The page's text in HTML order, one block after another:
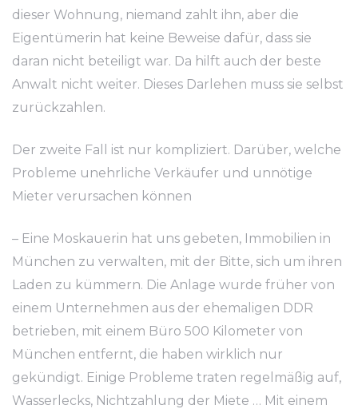
dieser Wohnung, niemand zahlt ihn, aber die
Eigentümerin hat keine Beweise dafür, dass sie
daran nicht beteiligt war. Da hilft auch der beste
Anwalt nicht weiter. Dieses Darlehen muss sie selbst
zurückzahlen.
Der zweite Fall ist nur kompliziert. Darüber, welche
Probleme unehrliche Verkäufer und unnötige
Mieter verursachen können
– Eine Moskauerin hat uns gebeten, Immobilien in
München zu verwalten, mit der Bitte, sich um ihren
Laden zu kümmern. Die Anlage wurde früher von
einem Unternehmen aus der ehemaligen DDR
betrieben, mit einem Büro 500 Kilometer von
München entfernt, die haben wirklich nur
gekündigt. Einige Probleme traten regelmäßig auf,
Wasserlecks, Nichtzahlung der Miete … Mit einem